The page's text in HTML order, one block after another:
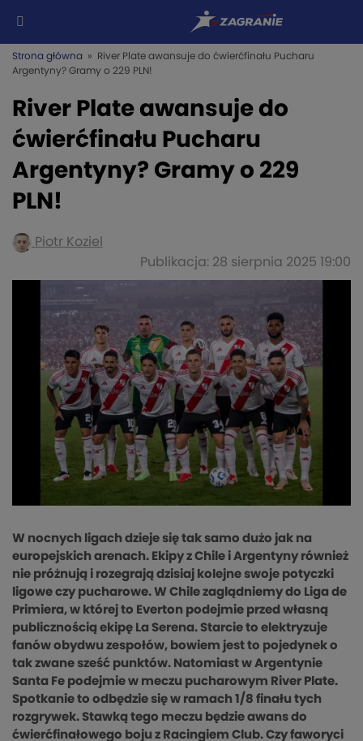
Strona główna » River Plate awansuje do ćwierćfinału Pucharu
Argentyny? Gramy o 229 PLN!
River Plate awansuje do
ćwierćfinału Pucharu
Argentyny? Gramy o 229
PLN!
Piotr Koziel
Publikacja: 28 sierpnia 2025 19:00
W nocnych ligach dzieje się tak samo dużo jak na
europejskich arenach. Ekipy z Chile i Argentyny również
nie próżnują i rozegrają dzisiaj kolejne swoje potyczki
ligowe czy pucharowe. W Chile zaglądniemy do Liga de
Primiera, w której to Everton podejmie przed własną
publicznością ekipę La Serena. Starcie to elektryzuje
fanów obydwu zespołów, bowiem jest to pojedynek o
tak zwane sześć punktów. Natomiast w Argentynie
Santa Fe podejmie w meczu pucharowym River Plate.
Spotkanie to odbędzie się w ramach 1/8 finału tych
rozgrywek. Stawką tego meczu będzie awans do
ćwierćfinałowego boju z Racingiem Club. Czy faworyci